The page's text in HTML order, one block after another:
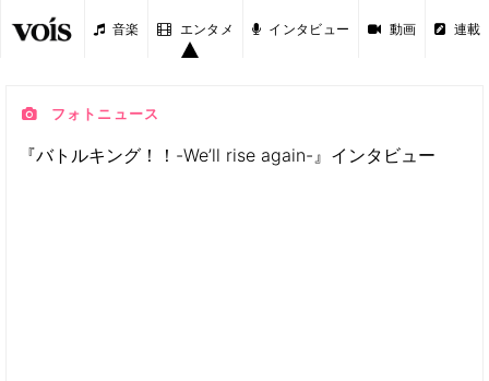
音楽 エンタメ インタビュー 動画 連載
フォトニュース
『バトルキング！！-We’ll rise again-』インタビュー